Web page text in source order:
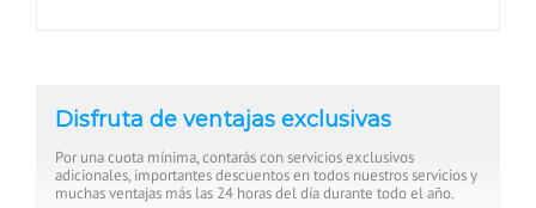
Disfruta de ventajas exclusivas
Por una cuota mínima, contarás con servicios exclusivos
adicionales, importantes descuentos en todos nuestros servicios y
muchas ventajas más las 24 horas del día durante todo el año.